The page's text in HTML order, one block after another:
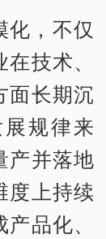
化，不仅
技术、
面长期沉
规律来
产并落地
度上持续
品化、